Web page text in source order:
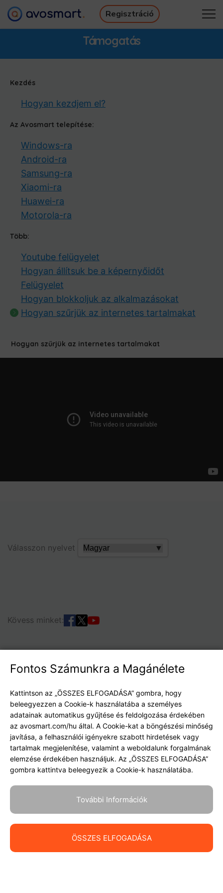
Regisztráció
Miért éri meg
Támogatás
Bejelentkezés
Támogatás
Kezdés
Hogyan kezdjem el?
Az Avosmart telepítése:
Windows-ra
Android-ra
Samsung-ra
Xiaomi-ra
Huawei-ra
Motorola-ra
Több:
Youtube felügyelet
Hogyan állítsuk be a képernyőidőt
Felügyelet
Hogyan blokkoljuk az alkalmazásokat
Hogyan szűrjük az internetes tartalmakat
Hogyan szűrjük az internetes tartalmakat
Válasszon nyelvet ▼
Kövess minket:
Szerzői jogok 2026 © avosmart
Támogatás
Támogatás
Blog
Kapcsolat
Vállalat
Adatbiztonság
Adatvédelmi irányelvek
Szolgáltatási feltételek
Fontos Számunkra a Magánélete
Kattintson az „ÖSSZES ELFOGADÁSA” gombra, hogy
beleegyezzen a Cookie-k használatába a személyes
adatainak automatikus gyűjtése és feldolgozása érdekében
az avosmart.com/hu által. A Cookie-kat a böngészési minőség
javítása, a felhasználói igényekre szabott hirdetések vagy
tartalmak megjelenítése, valamint a weboldalunk forgalmának
elemzése érdekében használjuk. Az „ÖSSZES ELFOGADÁSA”
gombra kattintva beleegyezik a Cookie-k használatába.
További Információk
ÖSSZES ELFOGADÁSA